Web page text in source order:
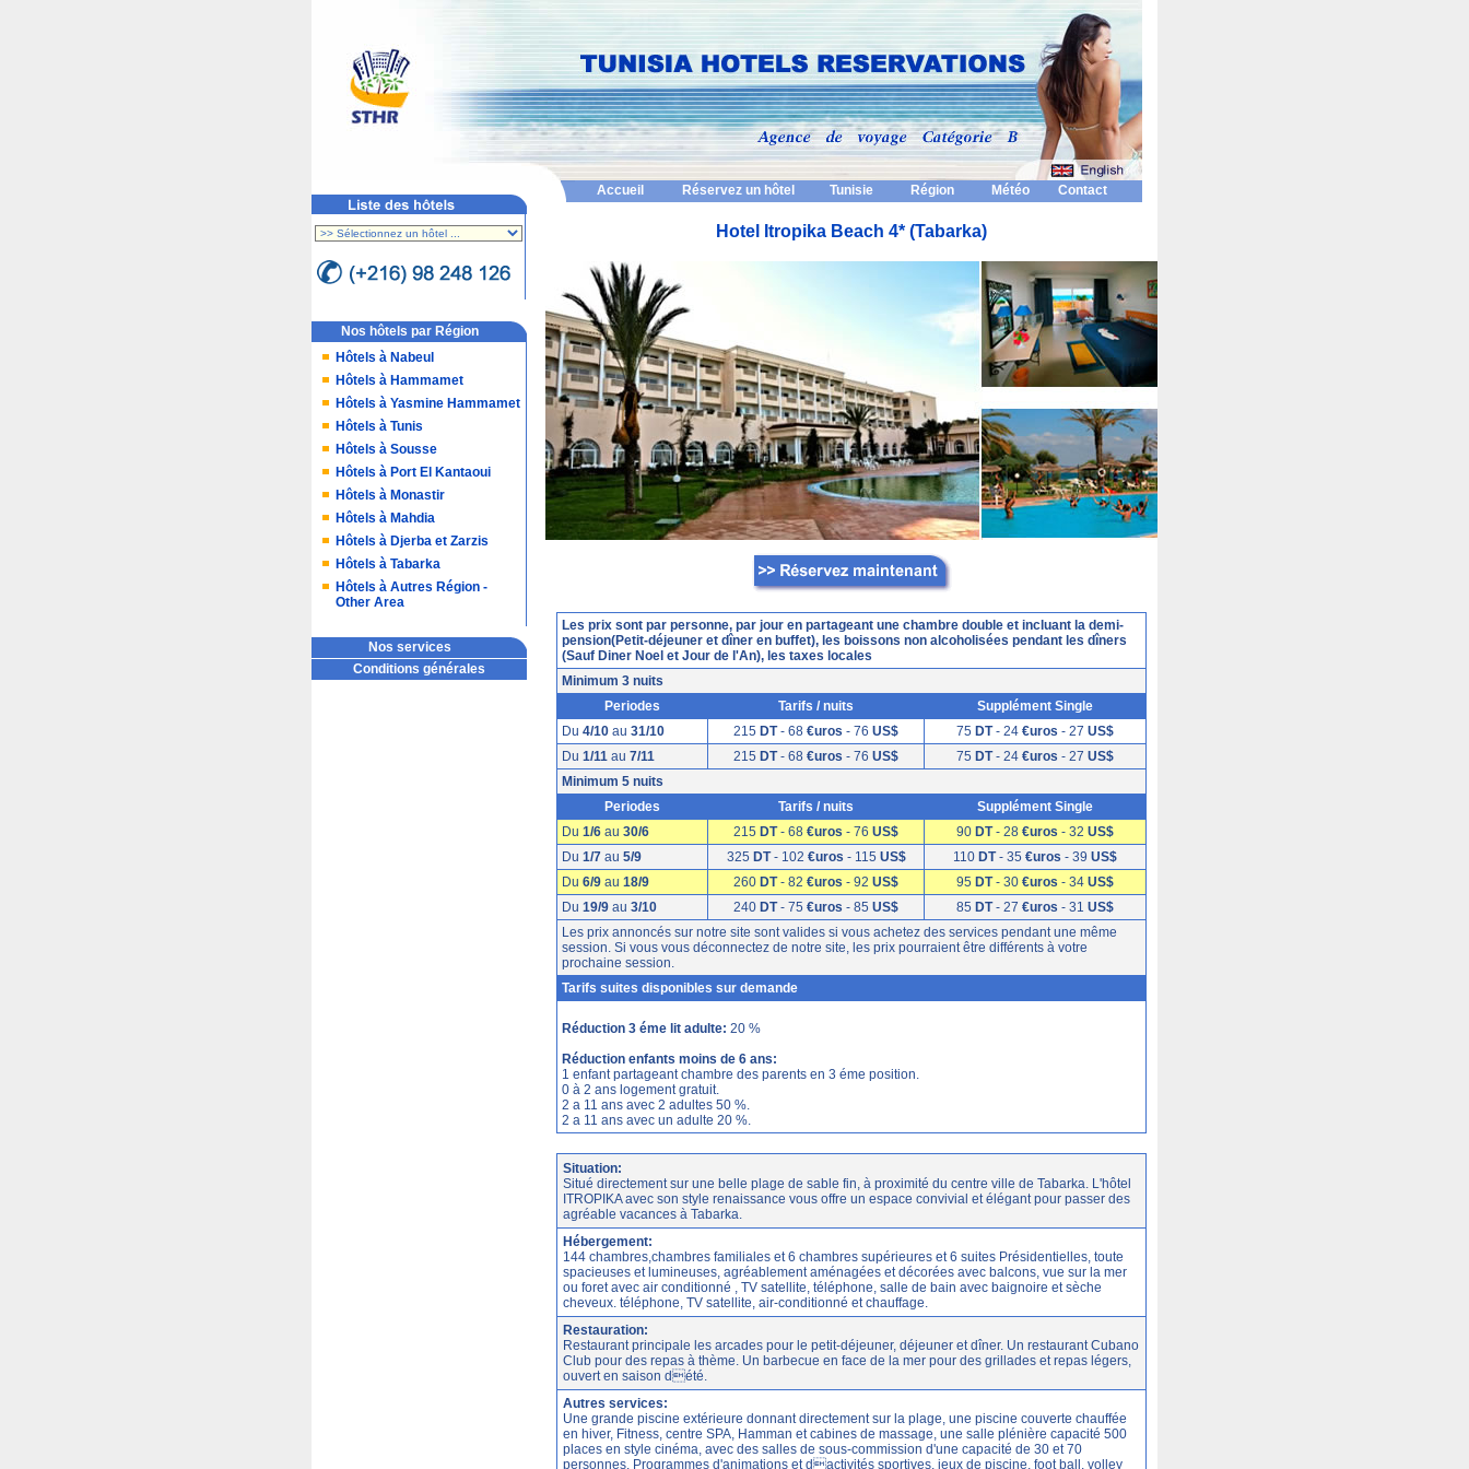
Accueil Réservez un hôtel Tunisie Région Météo Contact
Nos hôtels par Région
Hôtels à Nabeul
Hôtels à Hammamet
Hôtels à Yasmine Hammamet
Hôtels à Tunis
Hôtels à Sousse
Hôtels à Port El Kantaoui
Hôtels à Monastir
Hôtels à Mahdia
Hôtels à Djerba et Zarzis
Hôtels à Tabarka
Hôtels à Autres Région -
Other Area
Nos services
Conditions générales
Hotel Itropika Beach 4* (Tabarka)
Les prix sont par personne, par jour en partageant une chambre double et incluant la demi-
pension(Petit-déjeuner et dîner en buffet), les boissons non alcoholisées pendant les dîners
(Sauf Diner Noel et Jour de l'An), les taxes locales
Minimum 3 nuits
Periodes
Tarifs / nuits
Supplément Single
Du 4/10 au 31/10 215 DT - 68 €uros - 76 US$ 75 DT- 24 €uros - 27 US$
Du 1/11 au 7/11 215 DT - 68 €uros - 76 US$ 75 DT- 24 €uros - 27 US$
Minimum 5 nuits
Periodes
Tarifs / nuits
Supplément Single
Du 1/6 au 30/6 215 DT - 68 €uros - 76 US$ 90 DT- 28 €uros - 32 US$
Du 1/7 au 5/9 325 DT - 102 €uros - 115 US$ 110 DT- 35 €uros - 39 US$
Du 6/9 au 18/9 260 DT - 82 €uros - 92 US$ 95 DT- 30 €uros - 34 US$
Du 19/9 au 3/10 240 DT - 75 €uros - 85 US$ 85 DT- 27 €uros - 31 US$
Les prix annoncés sur notre site sont valides si vous achetez des services pendant une même
session. Si vous vous déconnectez de notre site, les prix pourraient être différents à votre
prochaine session.
Tarifs suites disponibles sur demande
Réduction 3 éme lit adulte: 20 %
Réduction enfants moins de 6 ans:
1 enfant partageant chambre des parents en 3 éme position.
0 à 2 ans logement gratuit.
2 a 11 ans avec 2 adultes 50 %.
2 a 11 ans avec un adulte 20 %.
Situation:
Situé directement sur une belle plage de sable fin, à proximité du centre ville de Tabarka. L'hôtel
ITROPIKA avec son style renaissance vous offre un espace convivial et élégant pour passer des
agréable vacances à Tabarka.
Hébergement:
144 chambres,chambres familiales et 6 chambres supérieures et 6 suites Présidentielles, toute
spacieuses et lumineuses, agréablement aménagées et décorées avec balcons, vue sur la mer
ou foret avec air conditionné , TV satellite, téléphone, salle de bain avec baignoire et sèche
cheveux. téléphone, TV satellite, air-conditionné et chauffage.
Restauration:
Restaurant principale les arcades pour le petit-déjeuner, déjeuner et dîner. Un restaurant Cubano
Club pour des repas à thème. Un barbecue en face de la mer pour des grillades et repas légers,
ouvert en saison dété.
Autres services:
Une grande piscine extérieure donnant directement sur la plage, une piscine couverte chauffée
en hiver, Fitness, centre SPA, Hamman et cabines de massage, une salle plénière capacité 500
places en style cinéma, avec des salles de sous-commission d'une capacité de 30 et 70
personnes. Programmes d'animations et dactivités sportives, jeux de piscine, foot ball, volley